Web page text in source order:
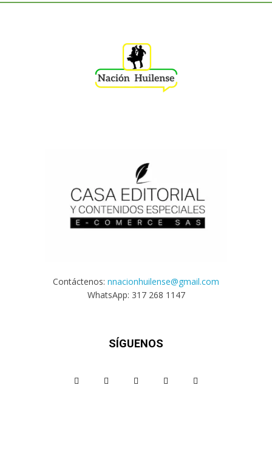
Contáctenos: nnacionhuilense@gmail.com
WhatsApp: 317 268 1147
SÍGUENOS